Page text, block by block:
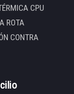
CPU
ROTA
CONTRA